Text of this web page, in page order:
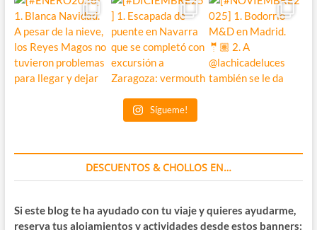
Sígueme!
DESCUENTOS & CHOLLOS EN…
Si este blog te ha ayudado con tu viaje y quieres ayudarme,
reserva tus alojamientos y actividades desde estos banners: